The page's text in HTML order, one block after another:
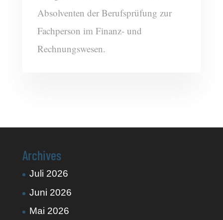
Absolventen der Berufsprüfung zur
Fachperson im Finanz- und
Rechnungswesen.
Archives
Juli 2026
Juni 2026
Mai 2026